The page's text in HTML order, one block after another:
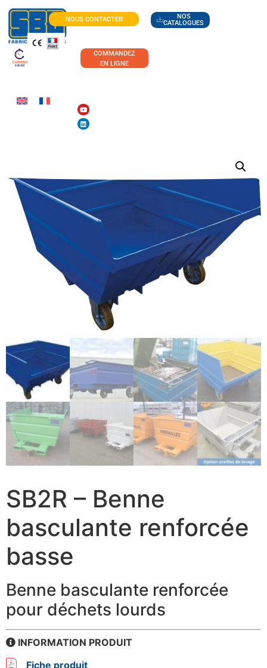
NOUS CONTACTER
NOS
CATALOGUES
COMMANDEZ
EN LIGNE
SB2R – Benne
basculante renforcée
basse
Benne basculante renforcée
pour déchets lourds
INFORMATION PRODUIT
Fiche produit